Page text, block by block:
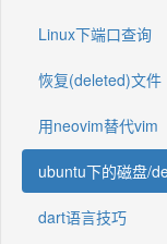
Linux下端口查询
恢复(deleted)文件
用neovim替代vim
ubuntu下的磁盘/
dart语言技巧